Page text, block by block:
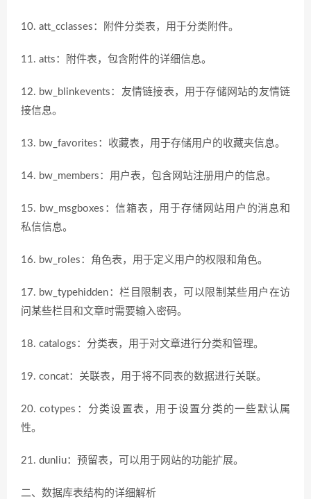
10. att_cclasses：附件分类表，用于分类附件。
11. atts：附件表，包含附件的详细信息。
12. bw_blinkevents：友情链接表，用于存储网站的友情链
接信息。
13. bw_favorites：收藏表，用于存储用户的收藏夹信息。
14. bw_members：用户表，包含网站注册用户的信息。
15. bw_msgboxes：信箱表，用于存储网站用户的消息和
私信信息。
16. bw_roles：角色表，用于定义用户的权限和角色。
17. bw_typehidden：栏目限制表，可以限制某些用户在访
问某些栏目和文章时需要输入密码。
18. catalogs：分类表，用于对文章进行分类和管理。
19. concat：关联表，用于将不同表的数据进行关联。
20. cotypes：分类设置表，用于设置分类的一些默认属
性。
21. dunliu：预留表，可以用于网站的功能扩展。
二、数据库表结构的详细解析